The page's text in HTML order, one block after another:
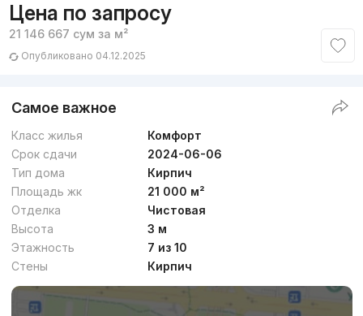
Цена по запросу
21 146 667 сум за м²
Опубликовано 04.12.2025
Самое важное
Класс жилья
Комфорт
Срок сдачи
2024-06-06
Тип дома
Кирпич
Площадь жк
21 000 м²
Отделка
Чистовая
Высота
3 м
Этажность
7 из 10
Стены
Кирпич